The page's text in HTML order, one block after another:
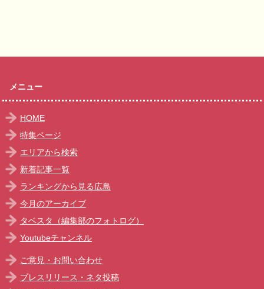
メニュー
HOME
特集ページ
エリアから検索
新着記事一覧
ランキングから見る広島
今月のアーカイブ
タベスタ（編集部のフォトログ）
Youtubeチャンネル
ご意見・お問い合わせ
プレスリリース・ネタ投稿